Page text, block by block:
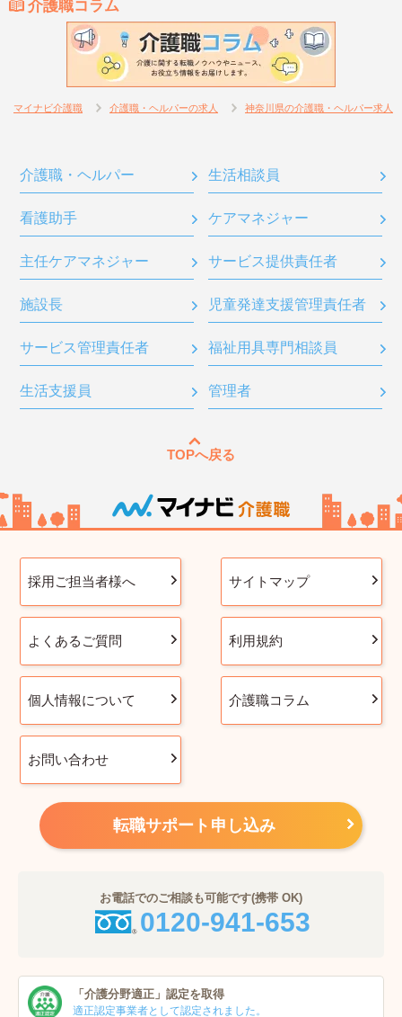
介護職コラム
マイナビ介護職 介護職・ヘルパーの求人 神奈川県の介護職・ヘルパー求人
介護職・ヘルパー 生活相談員
看護助手 ケアマネジャー
主任ケアマネジャー サービス提供責任者
施設長 児童発達支援管理責任者
サービス管理責任者 福祉用具専門相談員
生活支援員 管理者
TOPへ戻る
採用ご担当者様へ サイトマップ
よくあるご質問 利用規約
個人情報について 介護職コラム
お問い合わせ
転職サポート申し込み
お電話でのご相談も可能です(携帯 OK)
0120-941-653
「介護分野適正」 認定を取得
適正認定事業者として認定されました。